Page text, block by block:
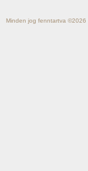
Minden jog fenntartva ©2026